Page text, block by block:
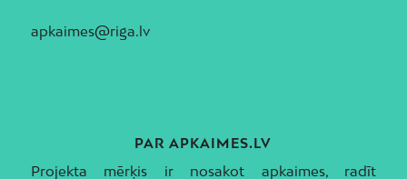
apkaimes@riga.lv
PAR APKAIMES.LV
Projekta mērķis ir nosakot apkaimes, radīt